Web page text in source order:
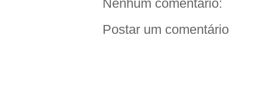
Nenhum comentário:
Postar um comentário